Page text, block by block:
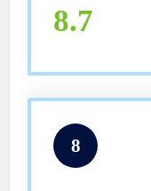
Smart
Sportivo
8.7
8